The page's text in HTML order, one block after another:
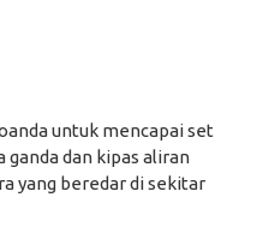
untuk mencapai set
ganda dan kipas aliran
yang beredar di sekitar